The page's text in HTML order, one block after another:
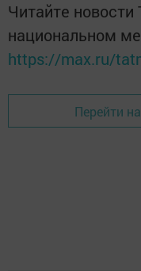
Читайте новости
национальном
https://max.ru/
Перейти